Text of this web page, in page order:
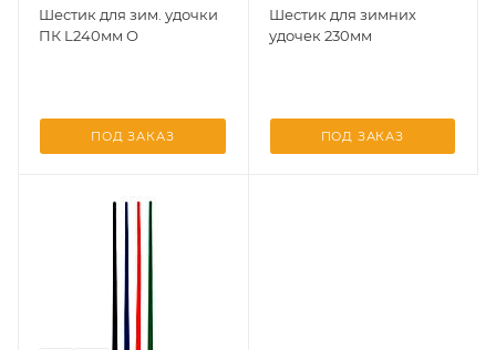
Шестик для зим. удочки
ПК L240мм О
ПОД ЗАКАЗ
Шестик для зимних
удочек 230мм
ПОД ЗАКАЗ